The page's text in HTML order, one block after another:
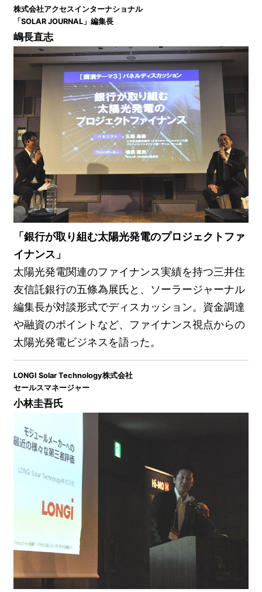
株式会社アクセスインターナショナル
「SOLAR JOURNAL」編集⻑
嶋⻑直志
「銀⾏が取り組む太陽光発電のプロジェクトファ
イナンス」
太陽光発電関連のファイナンス実績を持つ三井住
友信託銀⾏の五條為展氏と、ソーラージャーナル
編集長が対談形式でディスカッション。資金調達
や融資のポイントなど、ファイナンス視点からの
太陽光発電ビジネスを語った。
LONGI Solar Technology株式会社
セールスマネージャー
⼩林圭吾氏